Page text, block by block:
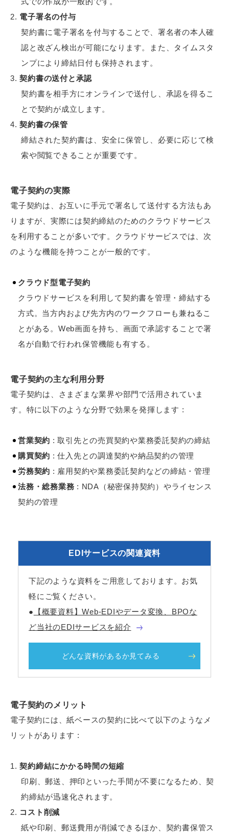
電子署名の付与
契約書に電子署名を付与することで、署名者の本人確
認と改ざん検出が可能になります。また、タイムスタ
ンプにより締結日付も保持されます。
契約書の送付と承認
契約書を相手方にオンラインで送付し、承認を得るこ
とで契約が成立します。
契約書の保管
締結された契約書は、安全に保管し、必要に応じて検
索や閲覧できることが重要です。
電子契約の実際
電子契約は、お互いに手元で署名して送付する方法もあ
りますが、実際には契約締結のためのクラウドサービス
を利用することが多いです。クラウドサービスでは、次
のような機能を持つことが一般的です。
クラウド型電子契約
クラウドサービスを利用して契約書を管理・締結する
方式。当方内および先方内のワークフローも兼ねるこ
とがある。Web画面を持ち、画面で承認することで署
名が自動で行われ保管機能も有する。
電子契約の主な利用分野
電子契約は、さまざまな業界や部門で活用されていま
す。特に以下のような分野で効果を発揮します :
営業契約 : 取引先との売買契約や業務委託契約の締結
購買契約 : 仕入先との調達契約や納品契約の管理
労務契約 : 雇用契約や業務委託契約などの締結・管理
法務・総務業務 : NDA（秘密保持契約）やライセンス
契約の管理
EDIサービスの関連資料
下記のような資料をご用意しております。お気
軽にご覧ください。
●
【概要資料】Web-EDIやデータ変換、BPOな
ど当社のEDIサービスを紹介
どんな資料があるか見てみる
電子契約のメリット
電子契約には、紙ベースの契約に比べて以下のようなメ
リットがあります :
契約締結にかかる時間の短縮
印刷、郵送、押印といった手間が不要になるため、契
約締結が迅速化されます。
コスト削減
紙や印刷、郵送費用が削減できるほか、契約書保管ス